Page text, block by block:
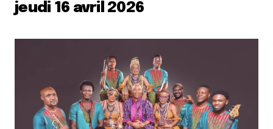
jeudi 16 avril 2026